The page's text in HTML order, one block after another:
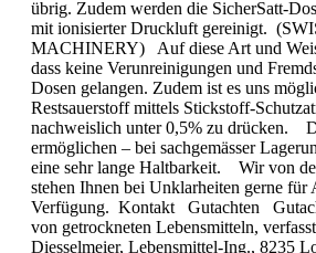
übrig. Zudem werden die SicherSatt-
mit ionisierter Druckluft gereinigt.
MACHINERY) Auf diese Art und
dass keine Verunreinigungen und
Dosen gelangen. Zudem ist es uns
Restsauerstoff mittels Stickstoff-
nachweislich unter 0,5% zu drücken.
ermöglichen – bei sachgemässer
eine sehr lange Haltbarkeit. Wir von
stehen Ihnen bei Unklarheiten gerne für
Verfügung. Kontakt Gutachten
von getrockneten Lebensmitteln,
Diesselmeier, Lebensmittel-Ing., 8235